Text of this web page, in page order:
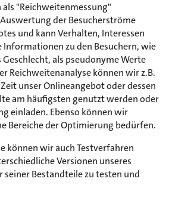
als "Reichweitenmessung"
der Besucherströme
und kann Verhalten, Interessen
zu den Besuchern, wie
Geschlecht, als pseudonyme Werte
Reichweitenanalyse können wir z.B.
unser Onlineangebot oder dessen
am häufigsten genutzt werden oder
einladen. Ebenso können wir
Bereiche der Optimierung bedürfen.
können wir auch Testverfahren
Versionen unseres
seiner Bestandteile zu testen und